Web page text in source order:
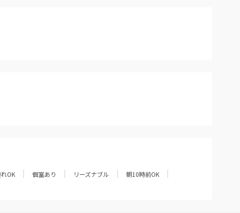
OK 個室あり リーズナブル
朝10時前OK